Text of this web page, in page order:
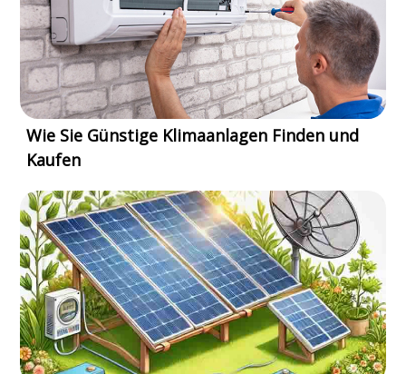
Wie Sie Günstige Klimaanlagen Finden und
Kaufen